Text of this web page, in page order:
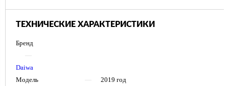
ТЕХНИЧЕСКИЕ ХАРАКТЕРИСТИКИ
Бренд
—
Daiwa
Модель
—
2019 год